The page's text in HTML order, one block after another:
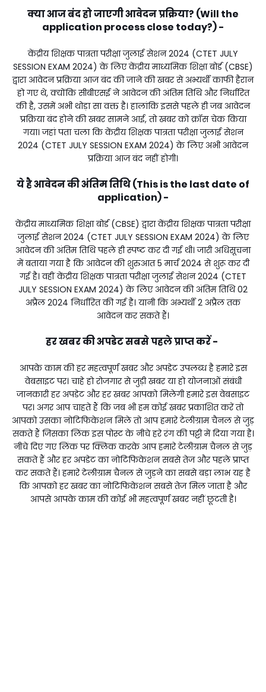
क्या आज बंद हो जाएगी आवेदन प्रक्रिया? (Will the
application process close today?) -
केंद्रीय शिक्षक पात्रता परीक्षा जुलाई सेशन 2024 (CTET JULY
SESSION EXAM 2024) के लिए केंद्रीय माध्यमिक शिक्षा बोर्ड (CBSE)
द्वारा आवेदन प्रक्रिया आज बंद की जाने की खबर से अभ्यर्थी काफी हैरान
हो गए थे, क्योंकि सीबीएसई ने आवेदन की अंतिम तिथि और निर्धारित
की है, उसमें अभी थोड़ा सा वक्त है। हालांकि इससे पहले ही जब आवेदन
प्रक्रिया बंद होने की खबर सामने आई, तो खबर को क्रॉस चेक किया
गया। जहां पता चला कि केंद्रीय शिक्षक पात्रता परीक्षा जुलाई सेशन
2024 (CTET JULY SESSION EXAM 2024) के लिए अभी आवेदन
प्रक्रिया आज बंद नहीं होगी।
ये है आवेदन की अंतिम तिथि (This is the last date of
application) -
केंद्रीय माध्यमिक शिक्षा बोर्ड (CBSE) द्वारा केंद्रीय शिक्षक पात्रता परीक्षा
जुलाई सेशन 2024 (CTET JULY SESSION EXAM 2024) के लिए
आवेदन की अंतिम तिथि पहले ही स्पष्ट कर दी गई थी। जारी अधिसूचना
में बताया गया है कि आवेदन की शुरुआत 5 मार्च 2024 से शुरू कर दी
गई है। वहीं केंद्रीय शिक्षक पात्रता परीक्षा जुलाई सेशन 2024 (CTET
JULY SESSION EXAM 2024) के लिए आवेदन की अंतिम तिथि 02
अप्रैल 2024 निर्धारित की गई है। यानी कि अभ्यर्थी 2 अप्रैल तक
आवेदन कर सकते हैं।
हर खबर की अपडेट सबसे पहले प्राप्त करें -
आपके काम की हर महत्वपूर्ण खबर और अपडेट उपलब्ध है हमारे इस
वेबसाइट पर। चाहे हो रोजगार से जुड़ी खबर या हो योजनाओं संबंधी
जानकारी हर अपडेट और हर खबर आपको मिलेगी हमारे इस वेबसाइट
पर। अगर आप चाहते हैं कि जब भी हम कोई खबर प्रकाशित करें तो
आपको उसका नोटिफिकेशन मिले तो आप हमारे टेलीग्राम चैनल से जुड़
सकते हैं जिसका लिंक इस पोस्ट के नीचे हरे रंग की पट्टी में दिया गया है।
नीचे दिए गए लिंक पर क्लिक करके आप हमारे टेलीग्राम चैनल से जुड़
सकते हैं और हर अपडेट का नोटिफिकेशन सबसे तेज और पहले प्राप्त
कर सकते हैं। हमारे टेलीग्राम चैनल से जुड़ने का सबसे बड़ा लाभ यह है
कि आपको हर खबर का नोटिफिकेशन सबसे तेज मिल जाता है और
आपसे आपके काम की कोई भी महत्वपूर्ण खबर नहीं छूटती है।